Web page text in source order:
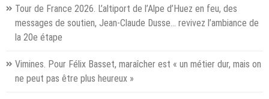
Tour de France 2026. L’altiport de l’Alpe d’Huez en feu, des
messages de soutien, Jean-Claude Dusse… revivez l’ambiance de
la 20e étape
Vimines. Pour Félix Basset, maraîcher est « un métier dur, mais on
ne peut pas être plus heureux »